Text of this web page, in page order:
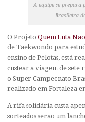
A equipe se prepara
Brasileira
O Projeto Quem Luta
de Taekwondo para
ensino de Pelotas, está
custear a viagem de sete
o Super Campeonato
realizado em Fortaleza
A rifa solidária custa
sorteados serão um